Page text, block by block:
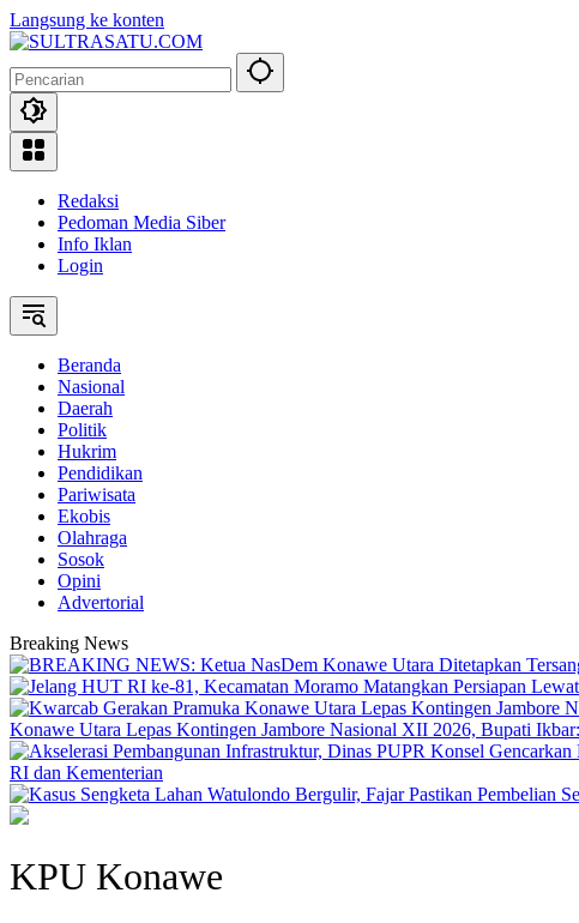
Langsung ke konten
Redaksi
Pedoman Media Siber
Info Iklan
Login
Beranda
Nasional
Daerah
Politik
Hukrim
Pendidikan
Pariwisata
Ekobis
Olahraga
Sosok
Opini
Advertorial
Breaking News
Konawe Utara Lepas Kontingen Jambore Nasional XII 2026, Bupati
RI dan Kementerian
KPU Konawe